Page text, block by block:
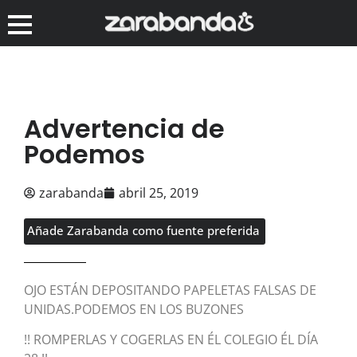
Advertencia de
Podemos
zarabanda abril 25, 2019
Añade Zarabanda como fuente preferida
OJO ESTÁN DEPOSITANDO PAPELETAS FALSAS DE
UNIDAS.PODEMOS EN LOS BUZONES
!! ROMPERLAS Y COGERLAS EN ÉL COLEGIO ÉL DÍA